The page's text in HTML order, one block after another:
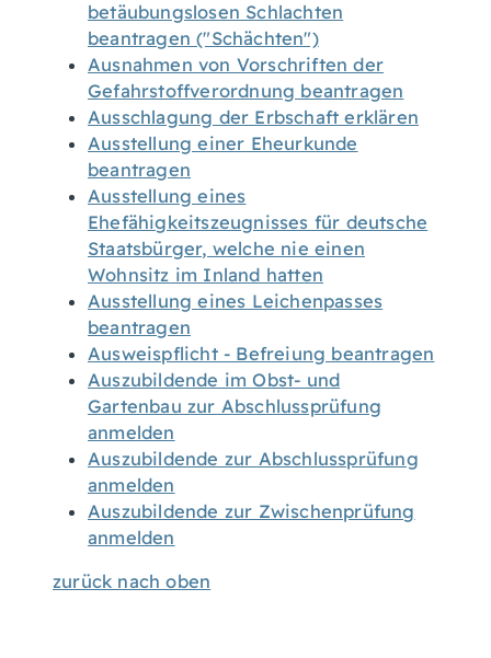
betäubungslosen Schlachten
beantragen ("Schächten")
Ausnahmen von Vorschriften der
Gefahrstoffverordnung beantragen
Ausschlagung der Erbschaft erklären
Ausstellung einer Eheurkunde
beantragen
Ausstellung eines
Ehefähigkeitszeugnisses für deutsche
Staatsbürger, welche nie einen
Wohnsitz im Inland hatten
Ausstellung eines Leichenpasses
beantragen
Ausweispflicht - Befreiung beantragen
Auszubildende im Obst- und
Gartenbau zur Abschlussprüfung
anmelden
Auszubildende zur Abschlussprüfung
anmelden
Auszubildende zur Zwischenprüfung
anmelden
zurück nach oben